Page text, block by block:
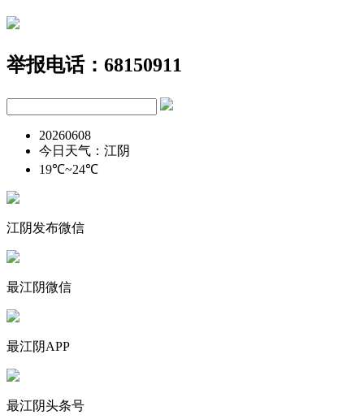
举报电话：68150911
20260608
今日天气：江阴
19℃~24℃
江阴发布微信
最江阴微信
最江阴APP
最江阴头条号